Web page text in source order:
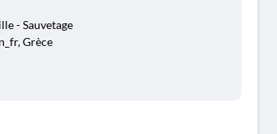
- Sauvetage
Grèce